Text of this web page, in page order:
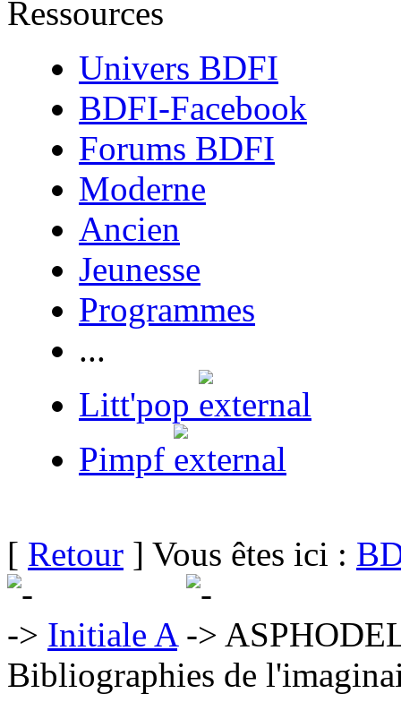
Ressources
Univers BDFI
BDFI-Facebook
Forums BDFI
Moderne
Ancien
Jeunesse
Programmes
...
Litt'pop
Pimpf
[ Retour ] Vous êtes ici :
Initiale A
Bibliographies de